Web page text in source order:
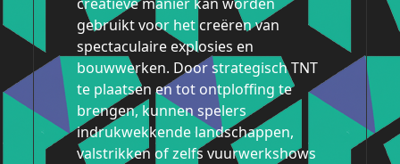
gebruikt voor het creëren van
spectaculaire explosies en
bouwwerken. Door strategisch TNT
te plaatsen en tot ontploffing te
brengen, kunnen spelers
indrukwekkende landschappen,
valstrikken of zelfs vuurwerkshows